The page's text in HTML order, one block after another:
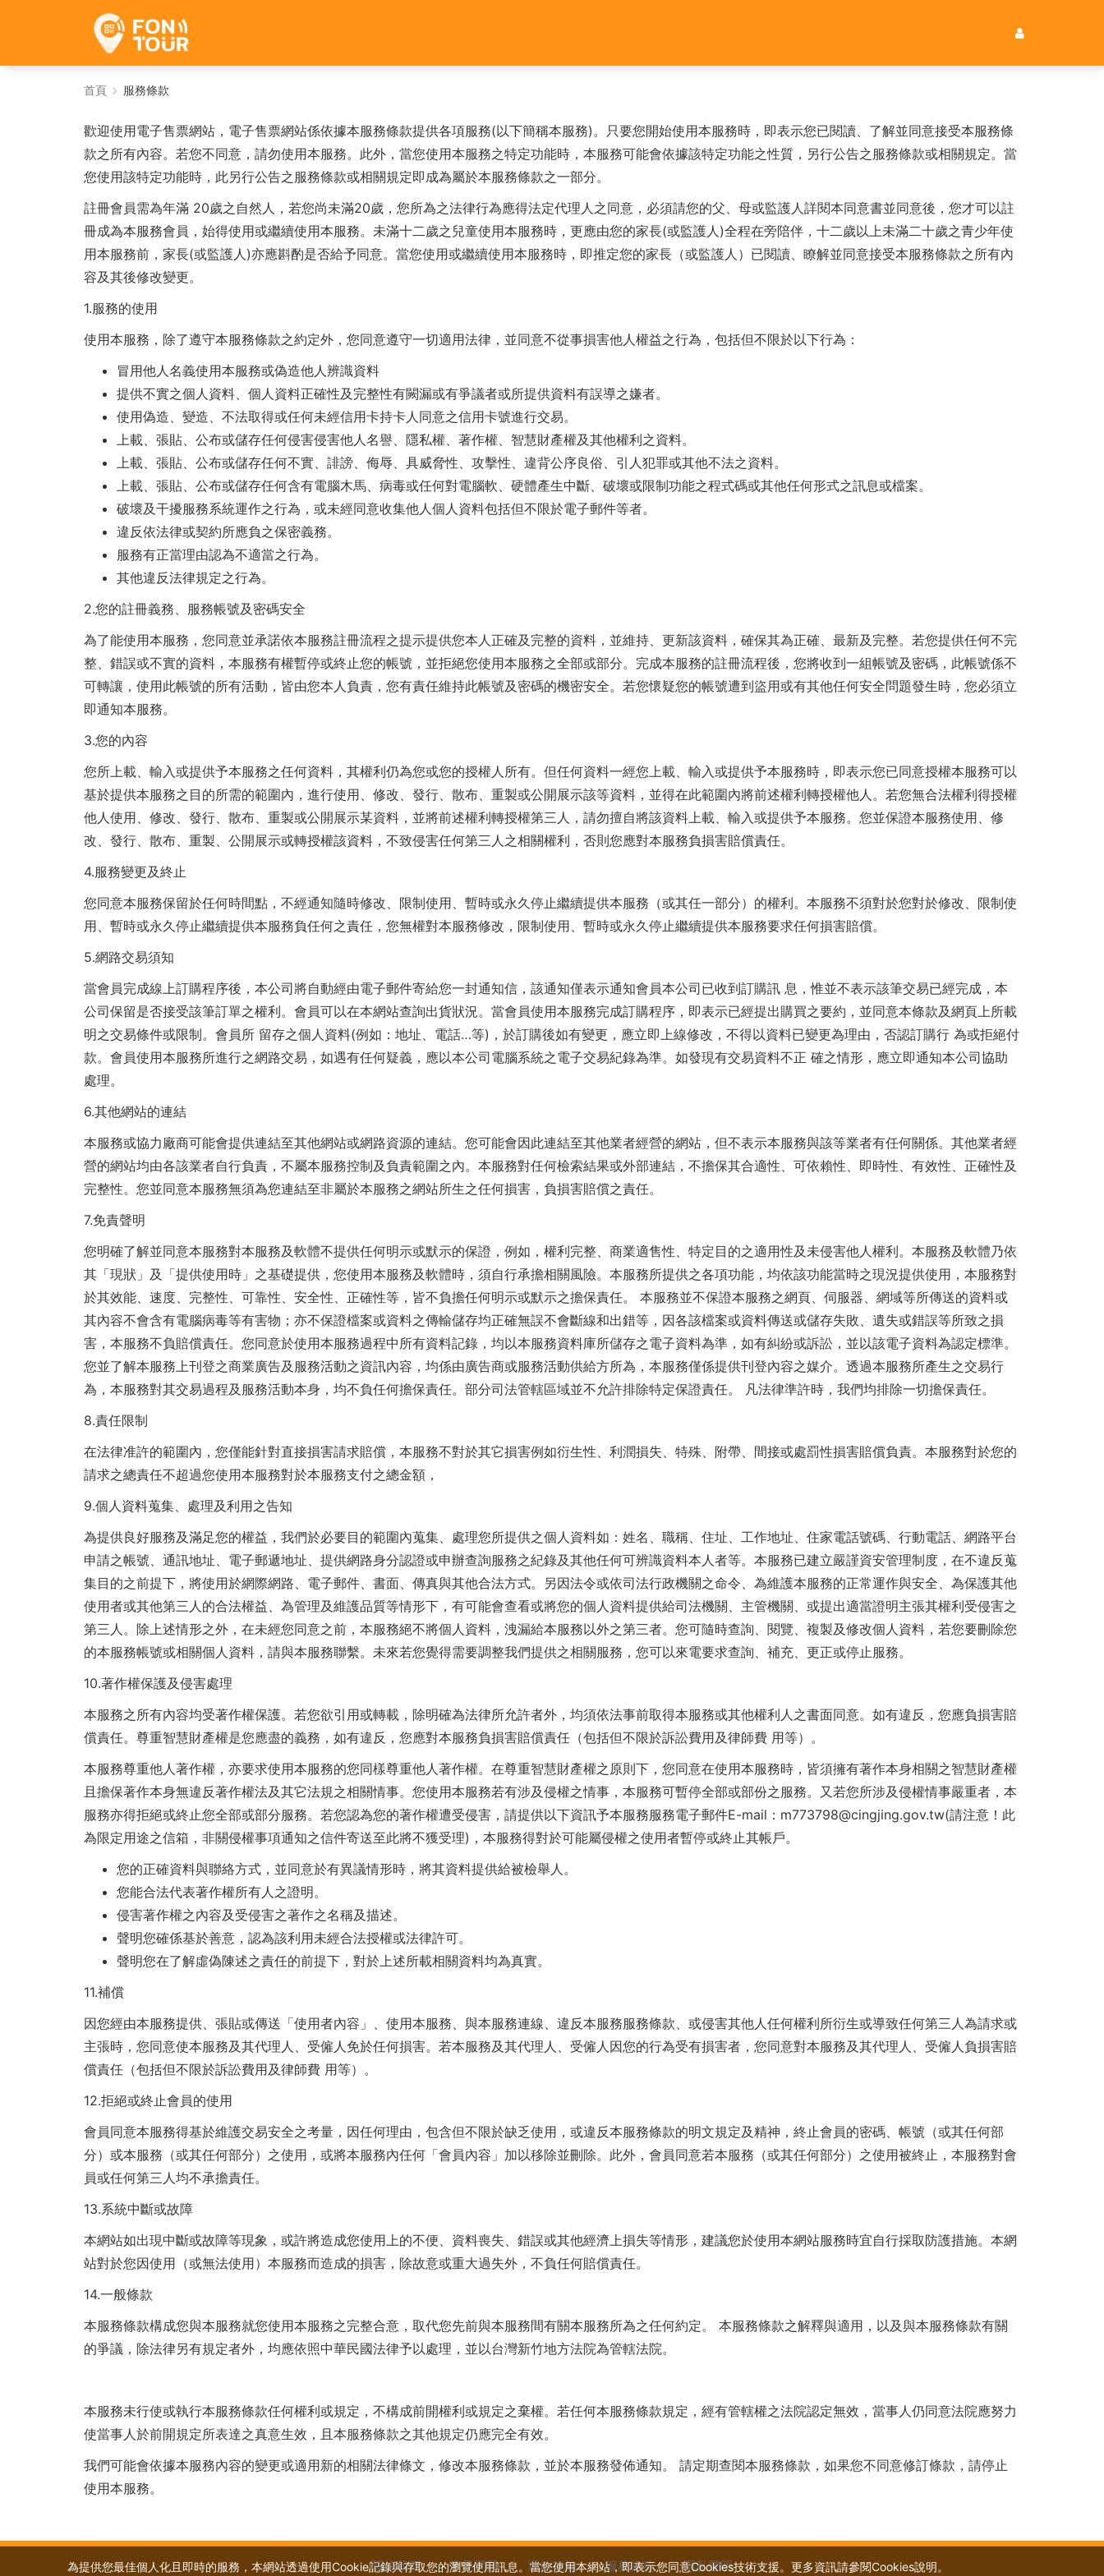
首頁 服務條款
歡迎使用電子售票網站 ， 電子售票網站係依據本服務條款提供各項服務(以下簡稱本服務)。只要您開始使用本服務時，即表示您已閱讀、了解並同意接受本服務條
款之所有內容。若您不同意，請勿使用本服務。此外，當您使用本服務之特定功能時，本服務可能會依據該特定功能之性質，另行公告之服務條款或相關規定。當
您使用該特定功能時，此另行公告之服務條款或相關規定即成為屬於本服務條款之一部分。
註冊會員需為年滿 20歲之自然人，若您尚未滿20歲，您所為之法律行為應得法定代理人之同意，必須請您的父、母或監護人詳閱本同意書並同意後，您才可以註
冊成為本服務會員，始得使用或繼續使用本服務。未滿十二歲之兒童使用本服務時，更應由您的家長(或監護人)全程在旁陪伴，十二歲以上未滿二十歲之青少年使
用本服務前，家長(或監護人)亦應斟酌是否給予同意。當您使用或繼續使用本服務時，即推定您的家長（或監護人）已閱讀、瞭解並同意接受本服務條款之所有內
容及其後修改變更。
1.服務的使用
使用本服務，除了遵守本服務條款之約定外，您同意遵守一切適用法律，並同意不從事損害他人權益之行為，包括但不限於以下行為：
冒用他人名義使用本服務或偽造他人辨識資料
提供不實之個人資料、個人資料正確性及完整性有闕漏或有爭議者或所提供資料有誤導之嫌者。
使用偽造、變造、不法取得或任何未經信用卡持卡人同意之信用卡號進行交易。
上載、張貼、公布或儲存任何侵害侵害他人名譽、隱私權、著作權、智慧財產權及其他權利之資料。
上載、張貼、公布或儲存任何不實、誹謗、侮辱、具威脅性、攻擊性、違背公序良俗、引人犯罪或其他不法之資料。
上載、張貼、公布或儲存任何含有電腦木馬、病毒或任何對電腦軟、硬體產生中斷、破壞或限制功能之程式碼或其他任何形式之訊息或檔案。
破壞及干擾服務系統運作之行為，或未經同意收集他人個人資料包括但不限於電子郵件等者。
違反依法律或契約所應負之保密義務。
服務有正當理由認為不適當之行為。
其他違反法律規定之行為。
2.您的註冊義務、服務帳號及密碼安全
為了能使用本服務，您同意並承諾依本服務註冊流程之提示提供您本人正確及完整的資料，並維持、更新該資料，確保其為正確、最新及完整。若您提供任何不完
整、錯誤或不實的資料，本服務有權暫停或終止您的帳號，並拒絕您使用本服務之全部或部分。完成本服務的註冊流程後，您將收到一組帳號及密碼，此帳號係不
可轉讓，使用此帳號的所有活動，皆由您本人負責，您有責任維持此帳號及密碼的機密安全。若您懷疑您的帳號遭到盜用或有其他任何安全問題發生時，您必須立
即通知本服務。
3.您的內容
您所上載、輸入或提供予本服務之任何資料，其權利仍為您或您的授權人所有。但任何資料一經您上載、輸入或提供予本服務時，即表示您已同意授權本服務可以
基於提供本服務之目的所需的範圍內，進行使用、修改、發行、散布、重製或公開展示該等資料，並得在此範圍內將前述權利轉授權他人。若您無合法權利得授權
他人使用、修改、發行、散布、重製或公開展示某資料，並將前述權利轉授權第三人，請勿擅自將該資料上載、輸入或提供予本服務。您並保證本服務使用、修
改、發行、散布、重製、公開展示或轉授權該資料，不致侵害任何第三人之相關權利，否則您應對本服務負損害賠償責任。
4.服務變更及終止
您同意本服務保留於任何時間點，不經通知隨時修改、限制使用、暫時或永久停止繼續提供本服務（或其任一部分）的權利。本服務不須對於您對於修改、限制使
用、暫時或永久停止繼續提供本服務負任何之責任，您無權對本服務修改，限制使用、暫時或永久停止繼續提供本服務要求任何損害賠償。
5.網路交易須知
當會員完成線上訂購程序後，本公司將自動經由電子郵件寄給您一封通知信，該通知僅表示通知會員本公司已收到訂購訊 息，惟並不表示該筆交易已經完成，本
公司保留是否接受該筆訂單之權利。會員可以在本網站查詢出貨狀況。當會員使用本服務完成訂購程序，即表示已經提出購買之要約，並同意本條款及網頁上所載
明之交易條件或限制。會員所 留存之個人資料(例如：地址、電話…等)，於訂購後如有變更，應立即上線修改，不得以資料已變更為理由，否認訂購行 為或拒絕付
款。會員使用本服務所進行之網路交易，如遇有任何疑義，應以本公司電腦系統之電子交易紀錄為準。如發現有交易資料不正 確之情形，應立即通知本公司協助
處理。
6.其他網站的連結
本服務或協力廠商可能會提供連結至其他網站或網路資源的連結。您可能會因此連結至其他業者經營的網站，但不表示本服務與該等業者有任何關係。其他業者經
營的網站均由各該業者自行負責，不屬本服務控制及負責範圍之內。本服務對任何檢索結果或外部連結，不擔保其合適性、可依賴性、即時性、有效性、正確性及
完整性。您並同意本服務無須為您連結至非屬於本服務之網站所生之任何損害，負損害賠償之責任。
7.免責聲明
您明確了解並同意本服務對本服務及軟體不提供任何明示或默示的保證，例如，權利完整、商業適售性、特定目的之適用性及未侵害他人權利。本服務及軟體乃依
其「現狀」及「提供使用時」之基礎提供，您使用本服務及軟體時，須自行承擔相關風險。本服務所提供之各項功能，均依該功能當時之現況提供使用，本服務對
於其效能、速度、完整性、可靠性、安全性、正確性等，皆不負擔任何明示或默示之擔保責任。 本服務並不保證本服務之網頁、伺服器、網域等所傳送的資料或
其內容不會含有電腦病毒等有害物；亦不保證檔案或資料之傳輸儲存均正確無誤不會斷線和出錯等，因各該檔案或資料傳送或儲存失敗、遺失或錯誤等所致之損
害，本服務不負賠償責任。您同意於使用本服務過程中所有資料記錄，均以本服務資料庫所儲存之電子資料為準，如有糾紛或訴訟，並以該電子資料為認定標準。
您並了解本服務上刊登之商業廣告及服務活動之資訊內容，均係由廣告商或服務活動供給方所為，本服務僅係提供刊登內容之媒介。透過本服務所產生之交易行
為，本服務對其交易過程及服務活動本身，均不負任何擔保責任。部分司法管轄區域並不允許排除特定保證責任。 凡法律準許時，我們均排除一切擔保責任。
8.責任限制
在法律准許的範圍內，您僅能針對直接損害請求賠償，本服務不對於其它損害例如衍生性、利潤損失、特殊、附帶、間接或處罰性損害賠償負責。本服務對於您的
請求之總責任不超過您使用本服務對於本服務支付之總金額，
9.個人資料蒐集、處理及利用之告知
為提供良好服務及滿足您的權益，我們於必要目的範圍內蒐集、處理您所提供之個人資料如：姓名、職稱、住址、工作地址、住家電話號碼、行動電話、網路平台
申請之帳號、通訊地址、電子郵遞地址、提供網路身分認證或申辦查詢服務之紀錄及其他任何可辨識資料本人者等。本服務已建立嚴謹資安管理制度，在不違反蒐
集目的之前提下，將使用於網際網路、電子郵件、書面、傳真與其他合法方式。另因法令或依司法行政機關之命令、為維護本服務的正常運作與安全、為保護其他
使用者或其他第三人的合法權益、為管理及維護品質等情形下，有可能會查看或將您的個人資料提供給司法機關、主管機關、或提出適當證明主張其權利受侵害之
第三人。除上述情形之外，在未經您同意之前，本服務絕不將個人資料，洩漏給本服務以外之第三者。您可隨時查詢、閱覽、複製及修改個人資料，若您要刪除您
的本服務帳號或相關個人資料，請與本服務聯繫。未來若您覺得需要調整我們提供之相關服務，您可以來電要求查詢、補充、更正或停止服務。
10.著作權保護及侵害處理
本服務之所有內容均受著作權保護。若您欲引用或轉載，除明確為法律所允許者外，均須依法事前取得本服務或其他權利人之書面同意。如有違反，您應負損害賠
償責任。尊重智慧財產權是您應盡的義務，如有違反，您應對本服務負損害賠償責任（包括但不限於訴訟費用及律師費 用等）。
本服務尊重他人著作權，亦要求使用本服務的您同樣尊重他人著作權。在尊重智慧財產權之原則下，您同意在使用本服務時，皆須擁有著作本身相關之智慧財產權
且擔保著作本身無違反著作權法及其它法規之相關情事。您使用本服務若有涉及侵權之情事，本服務可暫停全部或部份之服務。又若您所涉及侵權情事嚴重者，本
服務亦得拒絕或終止您全部或部分服務。若您認為您的著作權遭受侵害，請提供以下資訊予本服務服務電子郵件E-mail：m773798@cingjing.gov.tw(請注意！此
為限定用途之信箱，非關侵權事項通知之信件寄送至此將不獲受理)，本服務得對於可能屬侵權之使用者暫停或終止其帳戶。
您的正確資料與聯絡方式，並同意於有異議情形時，將其資料提供給被檢舉人。
您能合法代表著作權所有人之證明。
侵害著作權之內容及受侵害之著作之名稱及描述。
聲明您確係基於善意，認為該利用未經合法授權或法律許可。
聲明您在了解虛偽陳述之責任的前提下，對於上述所載相關資料均為真實。
11.補償
因您經由本服務提供、張貼或傳送「使用者內容」、使用本服務、與本服務連線、違反本服務服務條款、或侵害其他人任何權利所衍生或導致任何第三人為請求或
主張時，您同意使本服務及其代理人、受僱人免於任何損害。若本服務及其代理人、受僱人因您的行為受有損害者，您同意對本服務及其代理人、受僱人負損害賠
償責任（包括但不限於訴訟費用及律師費 用等）。
12.拒絕或終止會員的使用
會員同意本服務得基於維護交易安全之考量，因任何理由，包含但不限於缺乏使用，或違反本服務條款的明文規定及精神，終止會員的密碼、帳號（或其任何部
分）或本服務（或其任何部分）之使用，或將本服務內任何「會員內容」加以移除並刪除。此外，會員同意若本服務（或其任何部分）之使用被終止，本服務對會
員或任何第三人均不承擔責任。
13.系統中斷或故障
本網站如出現中斷或故障等現象，或許將造成您使用上的不便、資料喪失、錯誤或其他經濟上損失等情形，建議您於使用本網站服務時宜自行採取防護措施。本網
站對於您因使用（或無法使用）本服務而造成的損害，除故意或重大過失外，不負任何賠償責任。
14.一般條款
本服務條款構成您與本服務就您使用本服務之完整合意，取代您先前與本服務間有關本服務所為之任何約定。 本服務條款之解釋與適用，以及與本服務條款有關
的爭議，除法律另有規定者外，均應依照中華民國法律予以處理，並以台灣新竹地方法院為管轄法院。
本服務未行使或執行本服務條款任何權利或規定，不構成前開權利或規定之棄權。若任何本服務條款規定，經有管轄權之法院認定無效，當事人仍同意法院應努力
使當事人於前開規定所表達之真意生效，且本服務條款之其他規定仍應完全有效。
我們可能會依據本服務內容的變更或適用新的相關法律條文，修改本服務條款，並於本服務發佈通知。 請定期查閱本服務條款，如果您不同意修訂條款，請停止
使用本服務。
關於我們 常見問題 退款須知 服務條款 隱私聲明
為提供您最佳個人化且即時的服務，本網站透過使用Cookie記錄與存取您的瀏覽使用訊息。當您使用本網站，即表示您同意Cookies技術支援。更多資訊請參閱Cookies說明。